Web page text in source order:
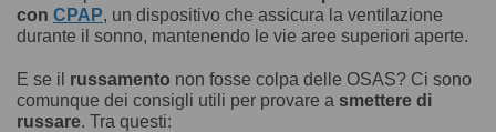
con CPAP, un dispositivo che assicura la ventilazione
durante il sonno, mantenendo le vie aree superiori aperte.
E se il russamento non fosse colpa delle OSAS? Ci sono
comunque dei consigli utili per provare a smettere di
russare. Tra questi: